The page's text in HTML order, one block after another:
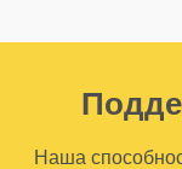
Наша